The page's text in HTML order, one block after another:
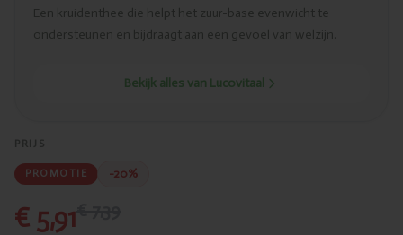
Een kruidenthee die helpt het zuur-base evenwicht te
ondersteunen en bijdraagt aan een gevoel van welzijn.
Bekijk alles van Lucovitaal
PRIJS
PROMOTIE -20%
€ 5,91